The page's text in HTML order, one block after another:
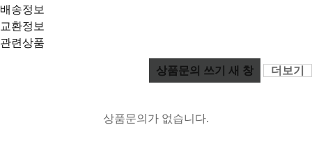
배송정보
교환정보
관련상품
상품문의 쓰기 새 창 더보기
상품문의가 없습니다.